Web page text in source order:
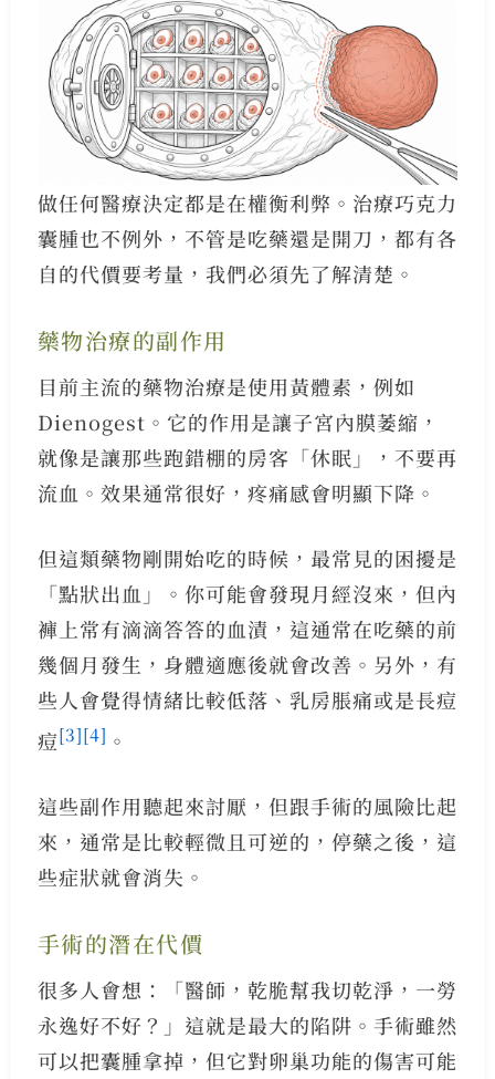
做任何醫療決定都是在權衡利弊。治療巧克力
囊腫也不例外，不管是吃藥還是開刀，都有各
自的代價要考量，我們必須先了解清楚。
藥物治療的副作用
目前主流的藥物治療是使用黃體素，例如
Dienogest。它的作用是讓子宮內膜萎縮，
就像是讓那些跑錯棚的房客「休眠」，不要再
流血。效果通常很好，疼痛感會明顯下降。
但這類藥物剛開始吃的時候，最常見的困擾是
「點狀出血」。你可能會發現月經沒來，但內
褲上常有滴滴答答的血漬，這通常在吃藥的前
幾個月發生，身體適應後就會改善。另外，有
些人會覺得情緒比較低落、乳房脹痛或是長痘
痘[3][4] 。
這些副作用聽起來討厭，但跟手術的風險比起
來，通常是比較輕微且可逆的，停藥之後，這
些症狀就會消失。
手術的潛在代價
很多人會想：「醫師，乾脆幫我切乾淨，一勞
永逸好不好？」這就是最大的陷阱。手術雖然
可以把囊腫拿掉，但它對卵巢功能的傷害可能